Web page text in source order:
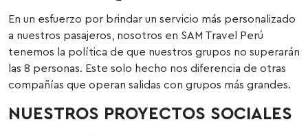
En un esfuerzo por brindar un servicio más personalizado
a nuestros pasajeros, nosotros en SAM Travel Perú
tenemos la política de que nuestros grupos no superarán
las 8 personas. Este solo hecho nos diferencia de otras
compañías que operan salidas con grupos más grandes.
NUESTROS PROYECTOS SOCIALES